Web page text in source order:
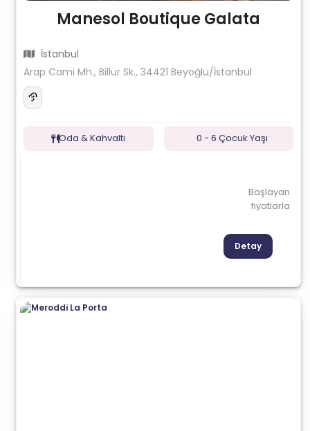
Manesol Boutique Galata
İstanbul
Arap Cami Mh., Billur Sk., 34421 Beyoğlu/İstanbul
Oda & Kahvaltı 0 - 6 Çocuk Yaşı
Başlayan
fiyatlarla
Detay